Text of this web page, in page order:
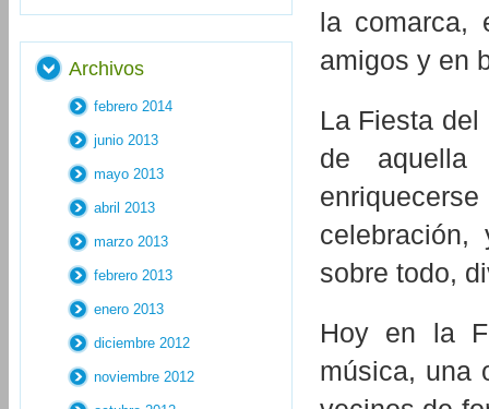
la comarca,
amigos y en
La Fiesta
de
sobre todo,
Hoy en la
música, una
Archivos
febrero 2014
junio 2013
mayo 2013
abril 2013
marzo 2013
febrero 2013
enero 2013
diciembre 2012
noviembre 2012